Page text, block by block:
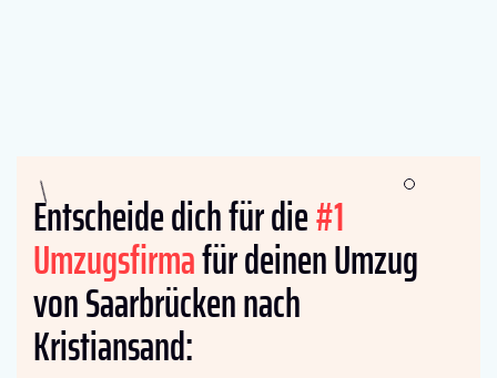
Entscheide dich für die#1
Umzugsfirmafür deinen Umzug
von Saarbrücken nach
Kristiansand: